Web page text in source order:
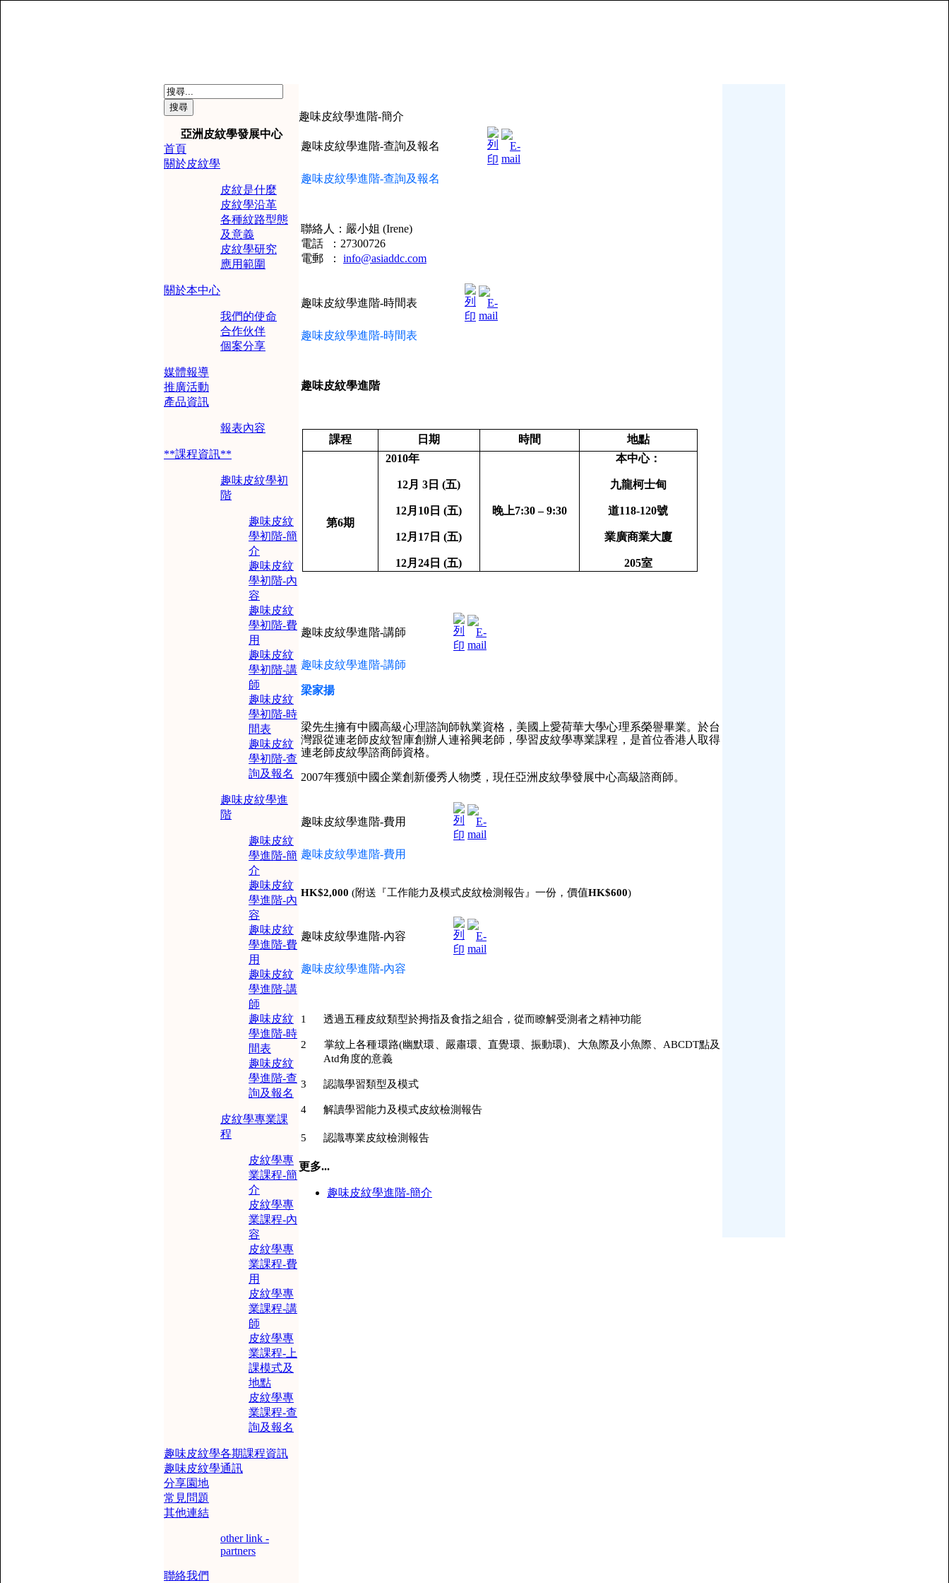
亞洲皮紋學發展中心
首頁
關於皮紋學
皮紋是什麼
皮紋學沿革
各種紋路型態
及意義
皮紋學研究
應用範圍
關於本中心
我們的使命
合作伙伴
個案分享
媒體報導
推廣活動
產品資訊
報表內容
**課程資訊**
趣味皮紋學初
階
趣味皮紋
學初階-簡
介
趣味皮紋
學初階-內
容
趣味皮紋
學初階-費
用
趣味皮紋
學初階-講
師
趣味皮紋
學初階-時
間表
趣味皮紋
學初階-查
詢及報名
趣味皮紋學進
階
趣味皮紋
學進階-簡
介
趣味皮紋
學進階-內
容
趣味皮紋
學進階-費
用
趣味皮紋
學進階-講
師
趣味皮紋
學進階-時
間表
趣味皮紋
學進階-查
詢及報名
皮紋學專業課
程
皮紋學專
業課程-簡
介
皮紋學專
業課程-內
容
皮紋學專
業課程-費
用
皮紋學專
業課程-講
師
皮紋學專
業課程-上
課模式及
地點
皮紋學專
業課程-查
詢及報名
趣味皮紋學各期課程資訊
趣味皮紋學通訊
分享園地
常見問題
其他連結
other link -
partners
聯絡我們
趣味皮紋學進階-簡介
趣味皮紋學進階-查詢及報名
趣味皮紋學進階-查詢及報名
聯絡人：嚴小姐 (Irene)
電話
： 27300726
電郵
： info@asiaddc.com
趣味皮紋學進階-時間表
趣味皮紋學進階-時間表
趣味皮紋學進階
課程 日期 時間 地點
第6期
2010年
12月 3 日 (五)
12月 10 日 (五)
12月 17 日 (五)
12月24 日 (五)
晚上7:30 – 9:30
本中心：
九龍柯士甸
道118-120號
業廣商業大廈
205室
趣味皮紋學進階-講師
趣味皮紋學進階-講師
梁家揚
梁先生擁有中國高級心理諮詢師執業資格，美國上愛荷華大學心理系榮譽畢業。於台
灣跟從連老師皮紋智庫創辦人連裕興老師，學習皮紋學專業課程，是首位香港人取得
連老師皮紋學諮商師資格。
2007年獲頒中國企業創新優秀人物獎，現任亞洲皮紋學發展中心高級諮商師。
趣味皮紋學進階-費用
趣味皮紋學進階-費用
HK$2,000 (附送『工作能力及模式皮紋檢測報告』一份，價值HK$600)
趣味皮紋學進階-內容
趣味皮紋學進階-內容
1 透過五種皮紋類型於拇指及食指之組合，從而瞭解受測者之精神功能
2
掌紋上各種環路(幽默環、嚴肅環、直覺環、振動環)、大魚際及小魚際、ABCDT點及
Atd角度的意義
3 認識學習類型及模式
4 解讀學習能力及模式皮紋檢測報告
5 認識專業皮紋檢測報告
更多...
趣味皮紋學進階-簡介